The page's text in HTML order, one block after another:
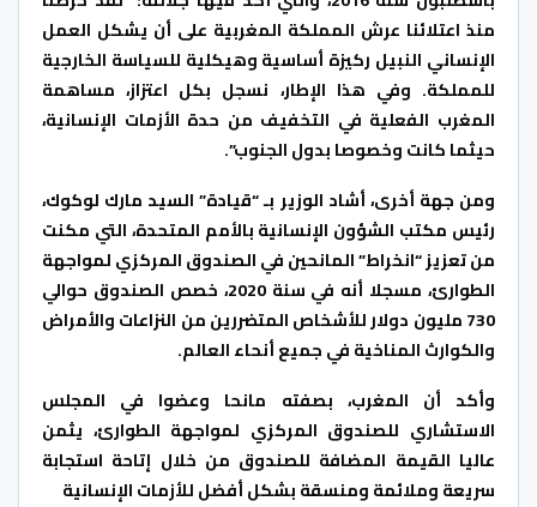
منذ اعتلائنا عرش المملكة المغربية على أن يشكل العمل
الإنساني النبيل ركيزة أساسية وهيكلية للسياسة الخارجية
للمملكة. وفي هذا الإطار، نسجل بكل اعتزاز، مساهمة
المغرب الفعلية في التخفيف من حدة الأزمات الإنسانية،
حيثما كانت وخصوصا بدول الجنوب”.
ومن جهة أخرى، أشاد الوزير بـ “قيادة” السيد مارك لوكوك،
رئيس مكتب الشؤون الإنسانية بالأمم المتحدة، التي مكنت
من تعزيز “انخراط” المانحين في الصندوق المركزي لمواجهة
الطوارئ، مسجلا أنه في سنة 2020، خصص الصندوق حوالي
730 مليون دولار للأشخاص المتضررين من النزاعات والأمراض
والكوارث المناخية في جميع أنحاء العالم.
وأكد أن المغرب، بصفته مانحا وعضوا في المجلس
الاستشاري للصندوق المركزي لمواجهة الطوارئ، يثمن
عاليا القيمة المضافة للصندوق من خلال إتاحة استجابة
سريعة وملائمة ومنسقة بشكل أفضل للأزمات الإنسانية